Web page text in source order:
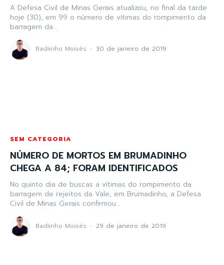
A Defesa Civil de Minas Gerais atualizou, no final da tarde
hoje (30), em 99 o número de vítimas do rompimento da
barragem da...
Badiinho Moisés - 30 de janeiro de 2019
SEM CATEGORIA
NÚMERO DE MORTOS EM BRUMADINHO
CHEGA A 84; FORAM IDENTIFICADOS
No quinto dia de buscas a vítimas do rompimento da
barragem de rejeitos da Vale, em Brumadinho, a Defesa
Civil de Minas Gerais confirmou...
Badiinho Moisés - 29 de janeiro de 2019